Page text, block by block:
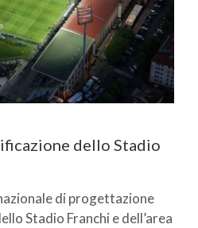
dello Stadio
di progettazione
Stadio Franchi e dell’area